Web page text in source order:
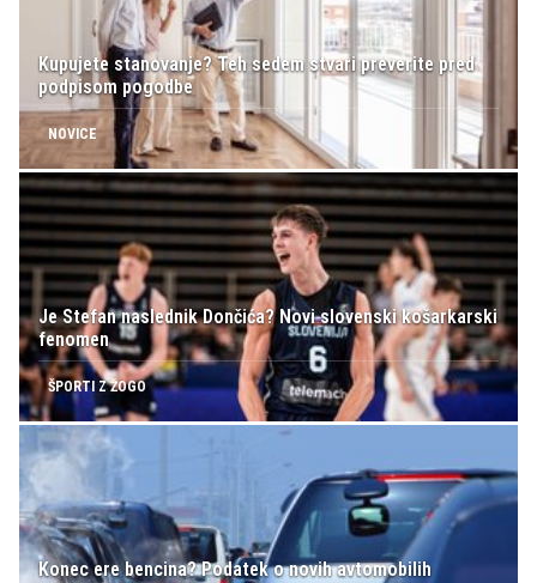
Kupujete stanovanje? Teh sedem stvari preverite pred
podpisom pogodbe
NOVICE
Je Stefan naslednik Dončića? Novi slovenski košarkarski
fenomen
ŠPORTI Z ŽOGO
Konec ere bencina? Podatek o novih avtomobilih